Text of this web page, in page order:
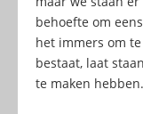
behoefte om
het immers om
bestaat, laat
te maken hebben.